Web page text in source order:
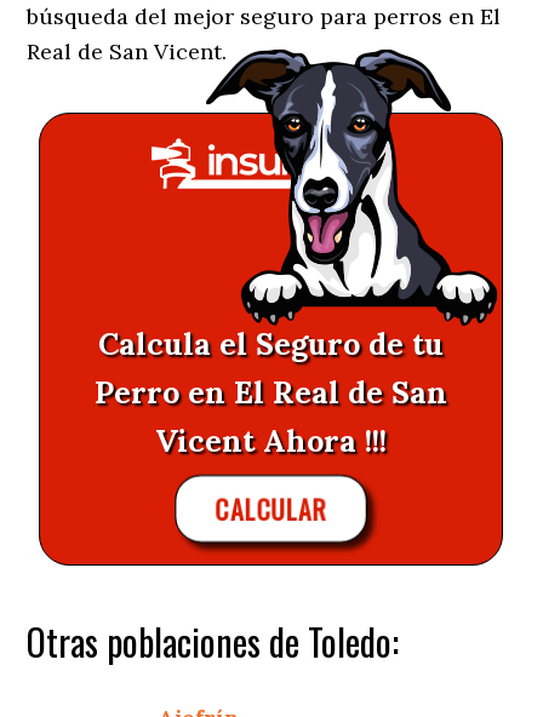
búsqueda del mejor seguro para perros en El
Real de San Vicent.
Calcula el Seguro de tu
Perro en El Real de San
Vicent Ahora !!!
CALCULAR
Otras poblaciones de Toledo: